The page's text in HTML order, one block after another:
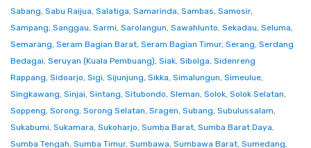
Sabang, Sabu Raijua, Salatiga, Samarinda, Sambas, Samosir,
Sampang, Sanggau, Sarmi, Sarolangun, Sawahlunto, Sekadau, Seluma,
Semarang, Seram Bagian Barat, Seram Bagian Timur, Serang, Serdang
Bedagai, Seruyan (Kuala Pembuang), Siak, Sibolga, Sidenreng
Rappang, Sidoarjo, Sigi, Sijunjung, Sikka, Simalungun, Simeulue,
Singkawang, Sinjai, Sintang, Situbondo, Sleman, Solok, Solok Selatan,
Soppeng, Sorong, Sorong Selatan, Sragen, Subang, Subulussalam,
Sukabumi, Sukamara, Sukoharjo, Sumba Barat, Sumba Barat Daya,
Sumba Tengah, Sumba Timur, Sumbawa, Sumbawa Barat, Sumedang,